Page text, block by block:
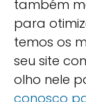
também
para
temos os
seu site
olho nele
conosco